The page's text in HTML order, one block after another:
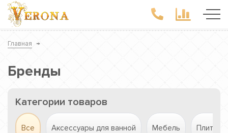
Главная →
Бренды
Категории товаров
Все Аксессуары для ванной Мебель Плитка